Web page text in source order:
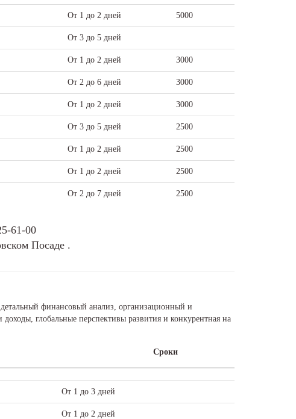
От 1 до 2 дней 5000
От 3 до 5 дней
От 1 до 2 дней 3000
От 2 до 6 дней 3000
От 1 до 2 дней 3000
От 3 до 5 дней 2500
От 1 до 2 дней 2500
От 1 до 2 дней 2500
От 2 до 7 дней 2500
61-00
Посаде .
финансовый анализ, организационный и
глобальные перспективы развития и конкурентная на
Сроки
От 1 до 3 дней
От 1 до 2 дней